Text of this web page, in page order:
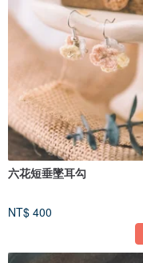
六花短垂墜耳勾
NT$ 400